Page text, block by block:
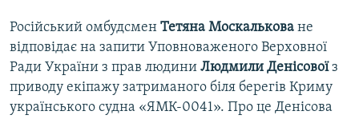
Усі сайти RFE/RL
Російський омбудсмен Тетяна Москалькова не
відповідає на запити Уповноваженого Верховної
Ради України з прав людини Людмили Денісовоїз
приводу екіпажу затриманого біля берегів Криму
українського судна «ЯМК-0041». Про це Денісова